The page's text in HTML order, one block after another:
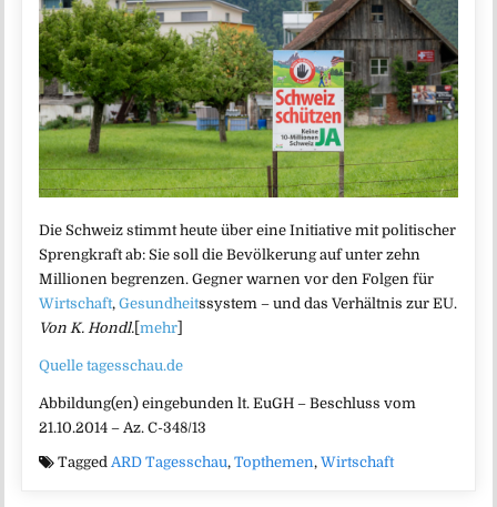
Die Schweiz stimmt heute über eine Initiative mit politischer
Sprengkraft ab: Sie soll die Bevölkerung auf unter zehn
Millionen begrenzen. Gegner warnen vor den Folgen für
Wirtschaft,Gesundheitssystem – und das Verhältnis zur EU.
Von K. Hondl. [mehr
Quelle tagesschau.de
Abbildung(en) eingebunden lt. EuGH – Beschluss vom
21.10.2014 – Az. C-348/13
Tagged ARD Tagesschau,Topthemen,Wirtschaft